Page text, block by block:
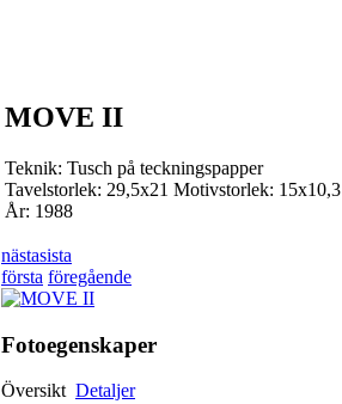
MOVE II
Teknik: Tusch på teckningspapper
Tavelstorlek: 29,5x21 Motivstorlek: 15x10,3
År: 1988
nästasista
första föregående
Fotoegenskaper
Översikt Detaljer